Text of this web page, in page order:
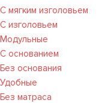
С мягким изголовьем
С изголовьем
Модульные
С основанием
Без основания
Удобные
Без матраса